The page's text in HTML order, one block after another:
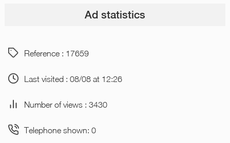
Ad statistics
Reference : 17659
Last visited : 08/08 at 12:26
Number of views : 3430
Telephone shown: 0